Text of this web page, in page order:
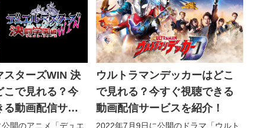
スターズWIN 決
こで見れる？今
る動画配信サー
開のアニメ「デュエ
ウルトラマンデッカーはどこ
で見れる？今すぐ視聴できる
動画配信サービスを紹介！
2022年7月9日に公開のドラマ「ウルト